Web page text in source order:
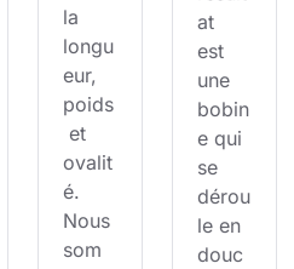
la
longu
eur,
poids
et
ovalit
é.
Nous
som
at
est
une
bobin
e qui
se
dérou
le en
douc